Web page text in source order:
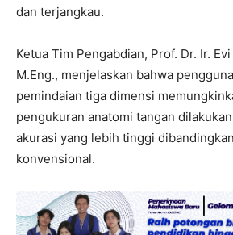
dan terjangkau.
Ketua Tim Pengabdian, Prof. Dr. Ir.
M.Eng., menjelaskan bahwa
pemindaian tiga dimensi
pengukuran anatomi tangan
akurasi yang lebih tinggi
konvensional.